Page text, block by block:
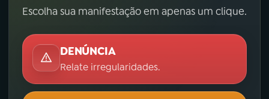
Escolha sua manifestação em apenas um clique.
DENÚNCIA
Relate irregularidades.